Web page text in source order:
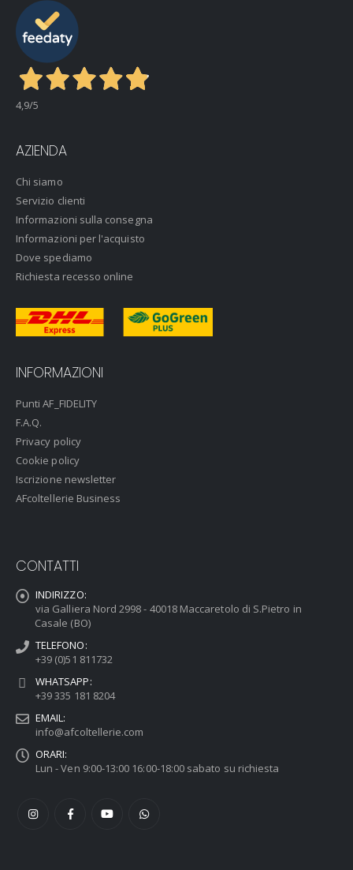
4,9/5
AZIENDA
Chi siamo
Servizio clienti
Informazioni sulla consegna
Informazioni per l'acquisto
Dove spediamo
Richiesta recesso online
INFORMAZIONI
Punti AF_FIDELITY
F.A.Q.
Privacy policy
Cookie policy
Iscrizione newsletter
AFcoltellerie Business
CONTATTI
INDIRIZZO:
via Galliera Nord 2998 - 40018 Maccaretolo di S.Pietro in
Casale (BO)
TELEFONO:
+39 (0)51 811732
WHATSAPP:
+39 335 181 8204
EMAIL:
info@afcoltellerie.com
ORARI:
Lun - Ven 9:00-13:00 16:00-18:00 sabato su richiesta